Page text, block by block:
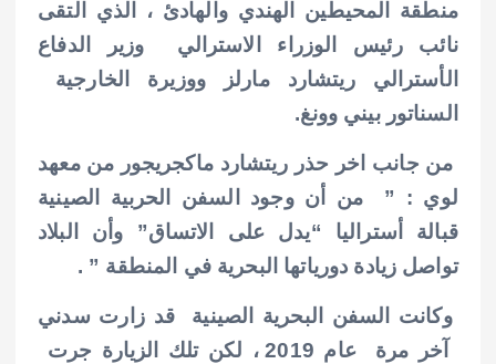
منطقة المحيطين الهندي والهادئ ، الذي التقى
نائب رئيس الوزراء الاسترالي وزير الدفاع
الأسترالي ريتشارد مارلز ووزيرة الخارجية
السناتور بيني وونغ.
من جانب اخر حذر ريتشارد ماكجريجور من معهد
لوي : ” من أن وجود السفن الحربية الصينية
قبالة أستراليا “يدل على الاتساق” وأن البلاد
تواصل زيادة دورياتها البحرية في المنطقة ” .
وكانت السفن البحرية الصينية قد زارت سدني
آخر مرة عام 2019 ، لكن تلك الزيارة جرت